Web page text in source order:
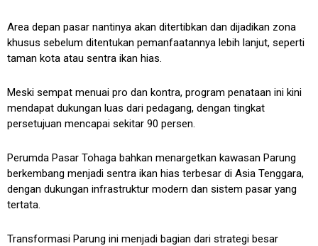
Area depan pasar nantinya akan ditertibkan dan dijadikan zona
khusus sebelum ditentukan pemanfaatannya lebih lanjut, seperti
taman kota atau sentra ikan hias.
Meski sempat menuai pro dan kontra, program penataan ini kini
mendapat dukungan luas dari pedagang, dengan tingkat
persetujuan mencapai sekitar 90 persen.
Perumda Pasar Tohaga bahkan menargetkan kawasan Parung
berkembang menjadi sentra ikan hias terbesar di Asia Tenggara,
dengan dukungan infrastruktur modern dan sistem pasar yang
tertata.
Transformasi Parung ini menjadi bagian dari strategi besar